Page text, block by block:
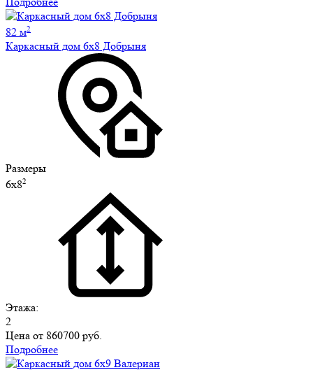
82 м2
Каркасный дом 6х8 Добрыня
Размеры
6х82
Этажа:
2
Цена от 860700 руб.
Подробнее